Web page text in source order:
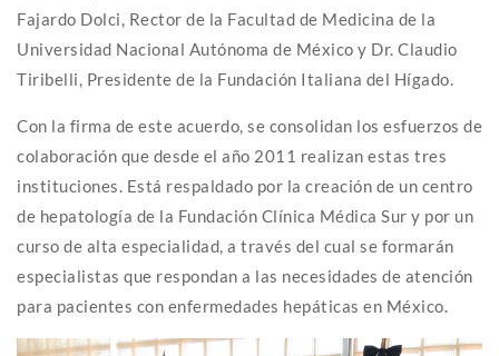
Fajardo Dolci, Rector de la Facultad de Medicina de la
Universidad Nacional Autónoma de México y Dr. Claudio
Tiribelli, Presidente de la Fundación Italiana del Hígado.
Con la firma de este acuerdo, se consolidan los esfuerzos de
colaboración que desde el año 2011 realizan estas tres
instituciones. Está respaldado por la creación de un centro
de hepatología de la Fundación Clínica Médica Sur y por un
curso de alta especialidad, a través del cual se formarán
especialistas que respondan a las necesidades de atención
para pacientes con enfermedades hepáticas en México.